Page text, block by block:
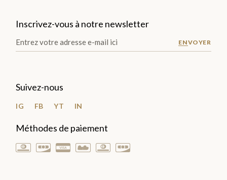
Noir
Blanc
Les
Plantations
LES
Inscrivez-vous à notre newsletter
ENVOYER
Suivez-nous
IG FB YT IN
Méthodes de paiement